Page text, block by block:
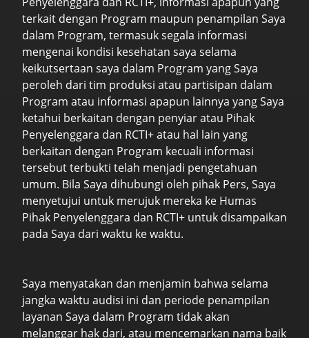
terkait dengan Program maupun penampilan Saya
dalam Program, termasuk segala informasi
mengenai kondisi kesehatan saya selama
keikutsertaan saya dalam Program yang Saya
peroleh dari tim produksi atau partisipan dalam
Program atau informasi apapun lainnya yang Saya
ketahui berkaitan dengan penyiar atau Pihak
Penyelenggara dan RCTI+ atau hal lain yang
berkaitan dengan Program kecuali informasi
tersebut terbukti telah menjadi pengetahuan
umum. Bila Saya dihubungi oleh pihak Pers, Saya
menyetujui untuk merujuk mereka ke Humas
Pihak Penyelenggara dan RCTI+ untuk disampaikan
pada Saya dari waktu ke waktu.
Saya menyatakan dan menjamin bahwa selama
jangka waktu audisi ini dan periode penampilan
layanan Saya dalam Program tidak akan
melanggar hak dari, atau mencemarkan nama baik